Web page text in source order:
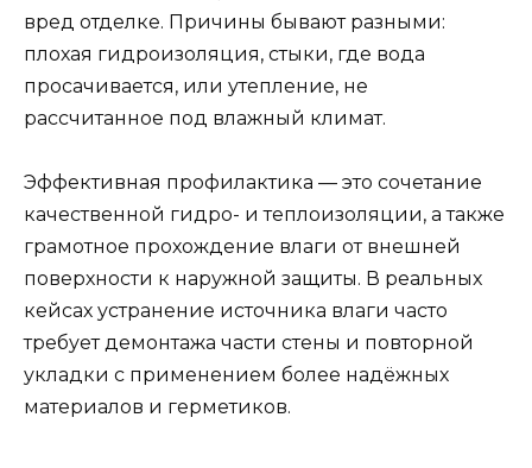
вред отделке. Причины бывают разными:
плохая гидроизоляция, стыки, где вода
просачивается, или утепление, не
рассчитанное под влажный климат.
Эффективная профилактика — это сочетание
качественной гидро- и теплоизоляции, а также
грамотное прохождение влаги от внешней
поверхности к наружной защиты. В реальных
кейсах устранение источника влаги часто
требует демонтажа части стены и повторной
укладки с применением более надёжных
материалов и герметиков.